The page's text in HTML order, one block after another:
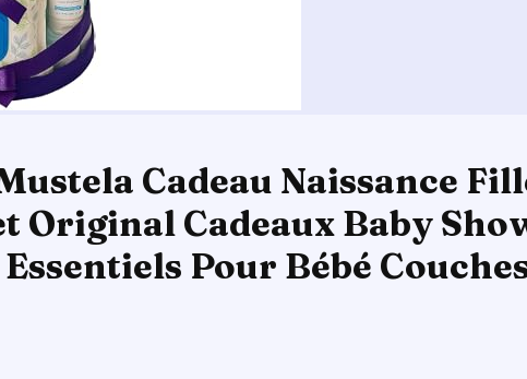
Cadeau Naissance
Original Cadeaux Baby
Pour Bébé